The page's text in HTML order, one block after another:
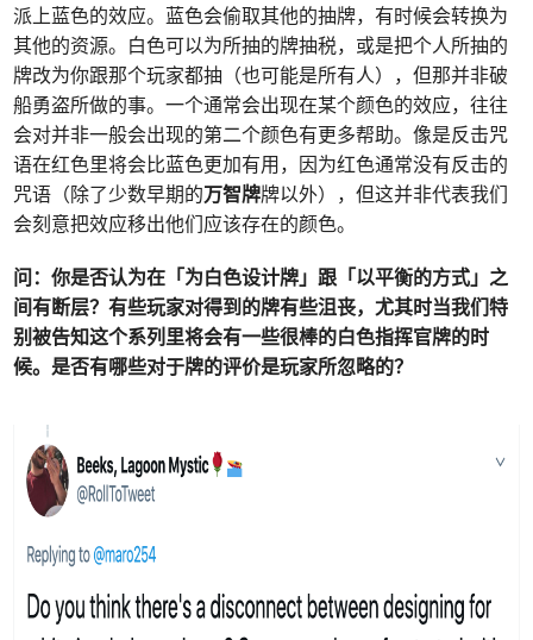
派上蓝色的效应。蓝色会偷取其他的抽牌，有时候会转换为
其他的资源。白色可以为所抽的牌抽税，或是把个人所抽的
牌改为你跟那个玩家都抽（也可能是所有人），但那并非破
船勇盗所做的事。一个通常会出现在某个颜色的效应，往往
会对并非一般会出现的第二个颜色有更多帮助。像是反击咒
语在红色里将会比蓝色更加有用，因为红色通常没有反击的
咒语（除了少数早期的万智牌牌以外），但这并非代表我们
会刻意把效应移出他们应该存在的颜色。
问：你是否认为在「为白色设计牌」跟「以平衡的方式」之
间有断层？有些玩家对得到的牌有些沮丧，尤其时当我们特
别被告知这个系列里将会有一些很棒的白色指挥官牌的时
候。是否有哪些对于牌的评价是玩家所忽略的？